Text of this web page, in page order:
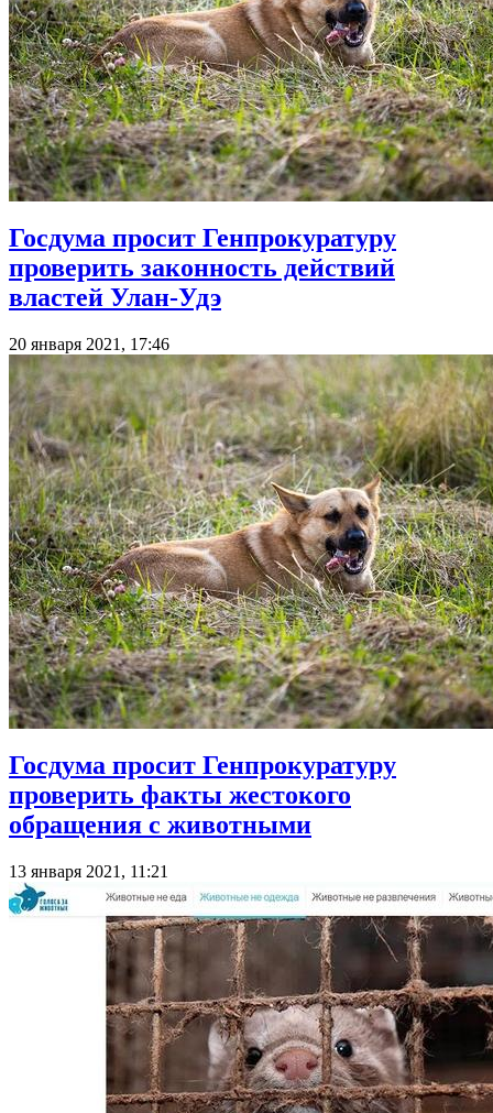
Госдума просит Генпрокуратуру
проверить законность действий
властей Улан-Удэ
20 января 2021, 17:46
Госдума просит Генпрокуратуру
проверить факты жестокого
обращения с животными
13 января 2021, 11:21